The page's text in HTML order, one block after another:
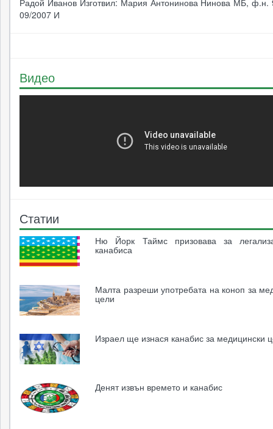
Радой Иванов Изготвил: Мария Антонинова Нинова МБ,
09/2007 И
Видео
Статии
Ню Йорк Таймс призовава за
канабиса
Малта разреши употребата на коноп за
цели
Израел ще изнася канабис за медицински
Денят извън времето и канабис